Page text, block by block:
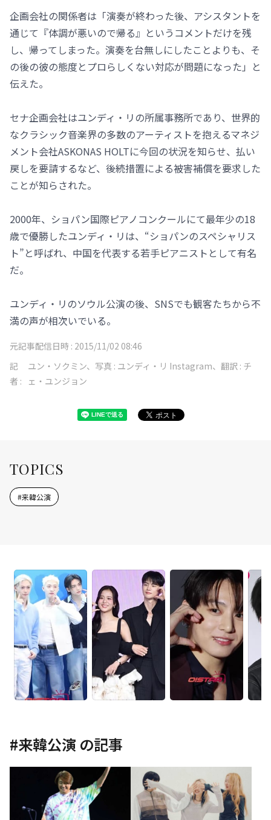
企画会社の関係者は「演奏が終わった後、アシスタントを
通じて『体調が悪いので帰る』というコメントだけを残
し、帰ってしまった。演奏を台無しにしたことよりも、そ
の後の彼の態度とプロらしくない対応が問題になった」と
伝えた。
セナ企画会社はユンディ・リの所属事務所であり、世界的
なクラシック音楽界の多数のアーティストを抱えるマネジ
メント会社ASKONAS HOLTに今回の状況を知らせ、払い
戻しを要請するなど、後続措置による被害補償を要求した
ことが知らされた。
2000年、ショパン国際ピアノコンクールにて最年少の18
歳で優勝したユンディ・リは、“ショパンのスペシャリス
ト”と呼ばれ、中国を代表する若手ピアニストとして有名
だ。
ユンディ・リのソウル公演の後、SNSでも観客たちから不
満の声が相次いでいる。
元記事配信日時 : 2015/11/02 08:46
記
者 :
ユン・ソクミン、写真 : ユンディ・リ Instagram、翻訳 : チ
ェ・ユンジョン
TOPICS
#来韓公演
#来韓公演 の記事